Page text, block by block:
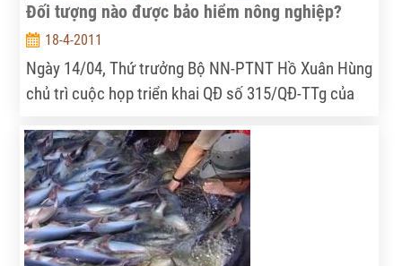
Đối tượng nào được bảo hiểm nông nghiệp?
18-4-2011
Ngày 14/04, Thứ trưởng Bộ NN-PTNT Hồ Xuân Hùng
chủ trì cuộc họp triển khai QĐ số 315/QĐ-TTg của
hiểm nông nghiệp (BHNN) giai đoạn 2011-2013.